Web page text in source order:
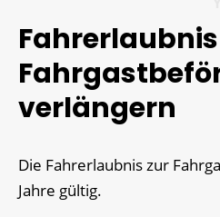
verlängern
Die Fahrerlaubnis zur
Jahre gültig.